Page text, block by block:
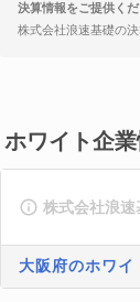
決算情報をご提供く
株式会社浪速基礎の
ホワイト企
株式会社浪速
大阪府のホワイ